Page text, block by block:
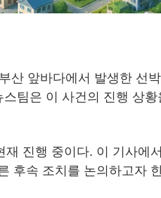
산 앞바다에서 발생한 선
팀은 이 사건의 진행 상
진행 중이다. 이 기사에
후속 조치를 논의하고자